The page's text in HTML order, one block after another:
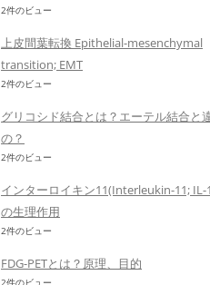
2件のビュー
上皮間葉転換 Epithelial-mesenchymal
transition; EMT
2件のビュー
グリコシド結合とは？エーテル結合と
の？
2件のビュー
インターロイキン11(Interleukin-11; IL-
の生理作用
2件のビュー
FDG-PETとは？原理、目的
2件のビュー